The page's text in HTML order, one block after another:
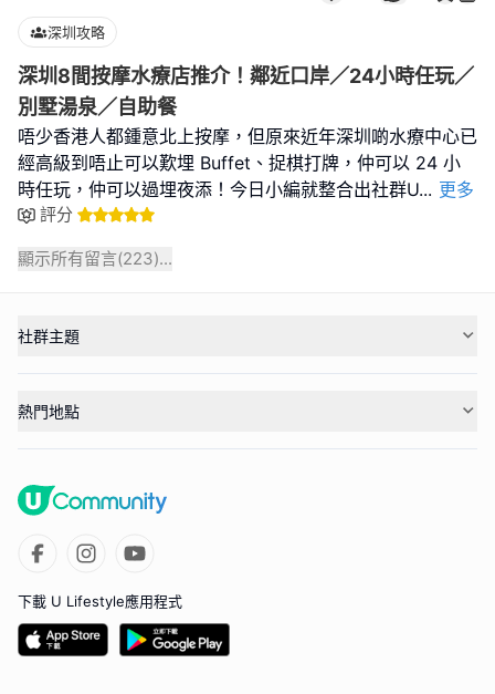
深圳攻略
深圳8間按摩水療店推介！鄰近口岸／24小時任玩／
別墅湯泉／自助餐
唔少香港人都鍾意北上按摩，但原來近年深圳啲水療中心已
經高級到唔止可以歎埋 Buffet、捉棋打牌，仲可以 24 小
時任玩，仲可以過埋夜添！今日小編就整合出社群U... 更多
評分
顯示所有留言(223)...
社群主題
熱門地點
下載 U Lifestyle應用程式